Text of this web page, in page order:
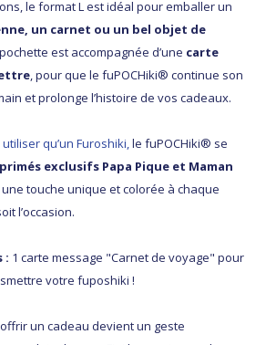
le format L est idéal pour emballer un
un carnet ou un bel objet de
est accompagnée d’une carte
, pour que le fuPOCHiki® continue son
et prolonge l’histoire de vos cadeaux.
qu’un Furoshiki,le fuPOCHiki® se
exclusifs Papa Pique et Maman
touche unique et colorée à chaque
l’occasion.
: 1 carte message "Carnet de voyage" pour
votre fuposhiki !
un cadeau devient un geste